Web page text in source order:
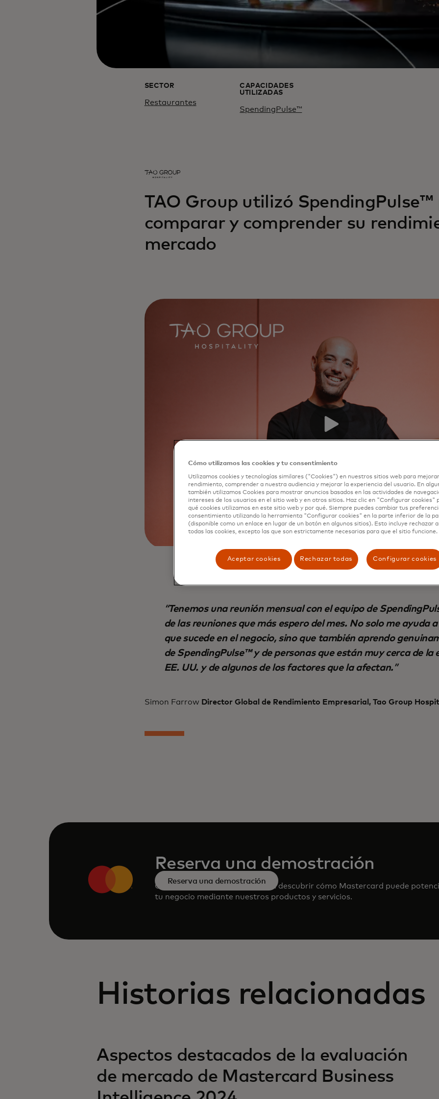
SECTOR
Restaurantes
CAPACIDADES
UTILIZADAS
SpendingPulse™
TAO Group utilizó SpendingPulse™
comparar y comprender su
mercado
Tenemos una reunión mensual con el equipo de
de las reuniones que más espero del mes. No solo me ayuda
que sucede en el negocio, sino que también aprendo
de SpendingPulse™ y de personas que están muy cerca de la
EE. UU. y de algunos de los factores que la afectan.
Simon Farrow Director Global de Rendimiento Empresarial, Tao Group
Reserva una demostración
Consulta a nuestro equipo para descubrir cómo Mastercard puede
tu negocio mediante nuestros productos y servicios.
Reserva una demostración
Historias relacionadas
Aspectos destacados de la evaluación
de mercado de Mastercard Business
Cómo utilizamos las cookies y tu consentimiento
Utilizamos cookies y tecnologías similares ("Cookies") en nuestros sitios web para
rendimiento, comprender a nuestra audiencia y mejorar la experiencia del usuario. En
también utilizamos Cookies para mostrar anuncios basados en las actividades de
intereses de los usuarios en el sitio web y en otros sitios. Haz clic en "Configurar cookies"
qué cookies utilizamos en este sitio web y por qué. Siempre puedes cambiar tus
consentimiento utilizando la herramienta "Configurar cookies" en la parte inferior de la
(disponible como un enlace en lugar de un botón en algunos sitios). Esto incluye rechazar
todas las cookies, excepto las que son estrictamente necesarias para que el sitio funcione.
Aceptar cookies Rechazar todas Configurar cookies